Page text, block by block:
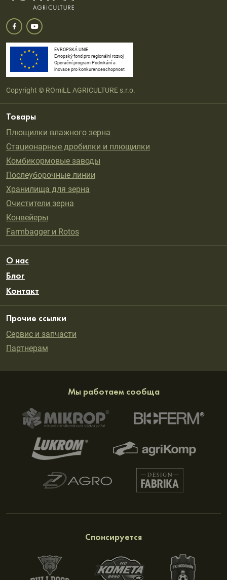
EVROPSKÁ UNIE
Evropský fond pro regionální rozvoj
Operační program Podnikání a
inovace pro konkurenceschopnost
Copyright © ROmiLL AGRICULTURE s.r.o.
Товары
Плющилки влажного зерна
Стационарные дробилки и плющилки
Комбикормовые заводы
Послеуборочные линии
Хранилища для зерна
Oчистители зерна
Конвейеры
Farmbagger и Rotos
О нас
Блог
Контакт
Прочие ссылки
Сервис и запчасти
Партнерам
Мы работаем сообща
Спонсируется